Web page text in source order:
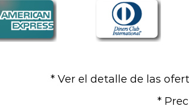
* Ver el detalle de las
*